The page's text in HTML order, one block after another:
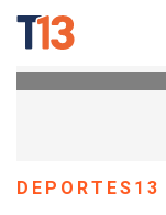
DEPORTES13